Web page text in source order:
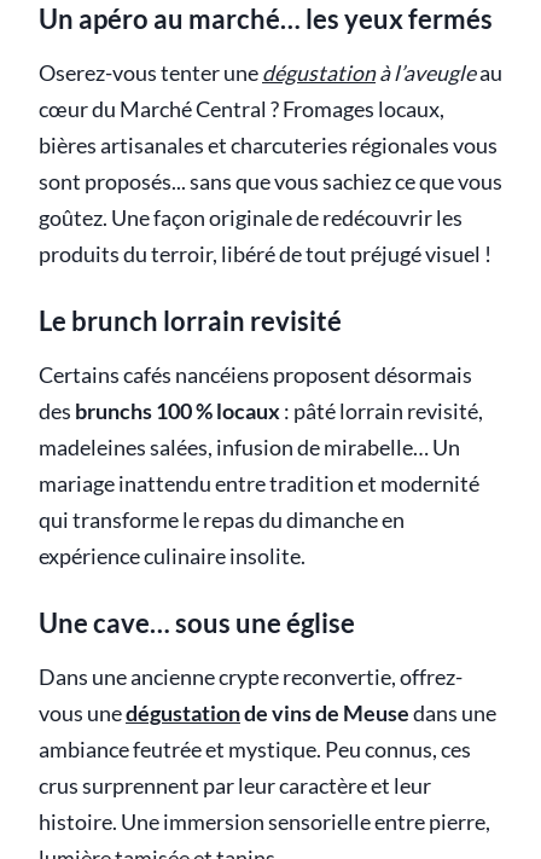
Un apéro au marché… les yeux fermés
Oserez-vous tenter unedégustationà l’aveugleau
cœur du Marché Central ? Fromages locaux,
bières artisanales et charcuteries régionales vous
sont proposés... sans que vous sachiez ce que vous
goûtez. Une façon originale de redécouvrir les
produits du terroir, libéré de tout préjugé visuel !
Le brunch lorrain revisité
Certains cafés nancéiens proposent désormais
des brunchs 100 % locaux : pâté lorrain revisité,
madeleines salées, infusion de mirabelle… Un
mariage inattendu entre tradition et modernité
qui transforme le repas du dimanche en
expérience culinaire insolite.
Une cave… sous une église
Dans une ancienne crypte reconvertie, offrez-
vous unedégustationde vins de Meusedans une
ambiance feutrée et mystique. Peu connus, ces
crus surprennent par leur caractère et leur
histoire. Une immersion sensorielle entre pierre,